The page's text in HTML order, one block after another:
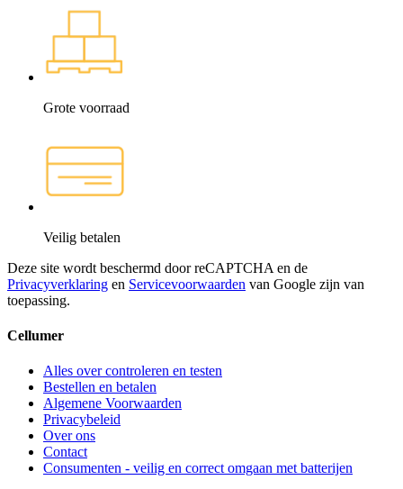
Grote voorraad
Veilig betalen
Deze site wordt beschermd door reCAPTCHA en de
Privacyverklaring en Servicevoorwaarden van Google zijn van
toepassing.
Cellumer
Alles over controleren en testen
Bestellen en betalen
Algemene Voorwaarden
Privacybeleid
Over ons
Contact
Consumenten - veilig en correct omgaan met batterijen